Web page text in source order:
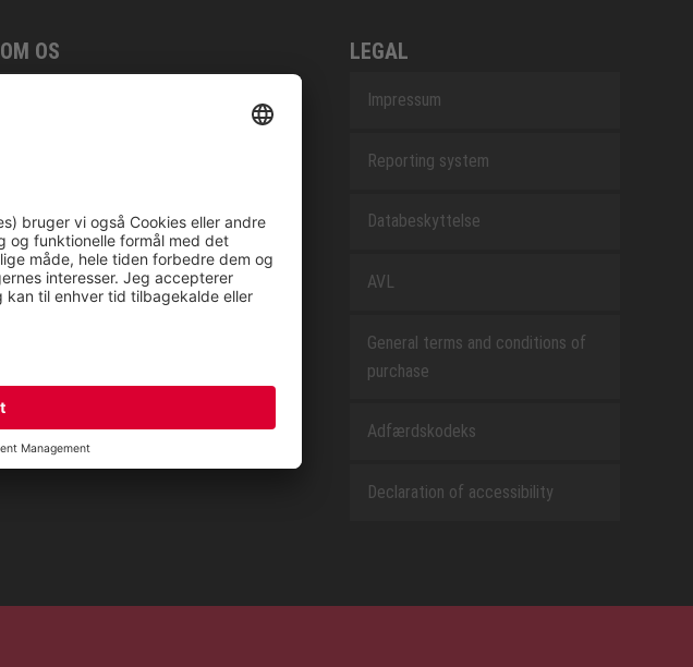
OM OS LEGAL
Impressum
Reporting system
Databeskyttelse
AVL
General terms and conditions of
purchase
Adfærdskodeks
Declaration of accessibility